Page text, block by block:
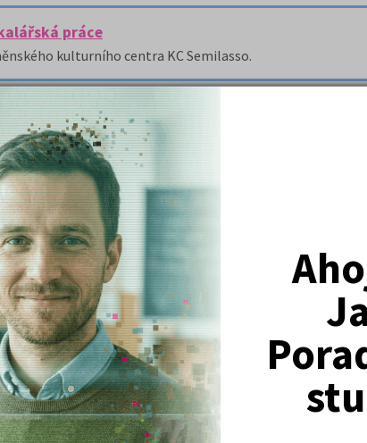
práce
kulturního centra KC Semilasso.
r. o. - bakalářská práce
využívání nástrojů marketingové komunikace ve
Nejžádanější kurzy
Právnické fakulty
Psychologie
Lékařské fakulty, farmacie